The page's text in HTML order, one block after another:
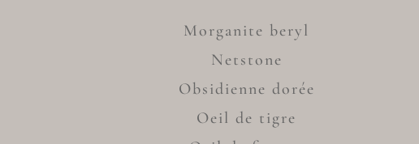
Morganite beryl
Netstone
Obsidienne dorée
Oeil de tigre